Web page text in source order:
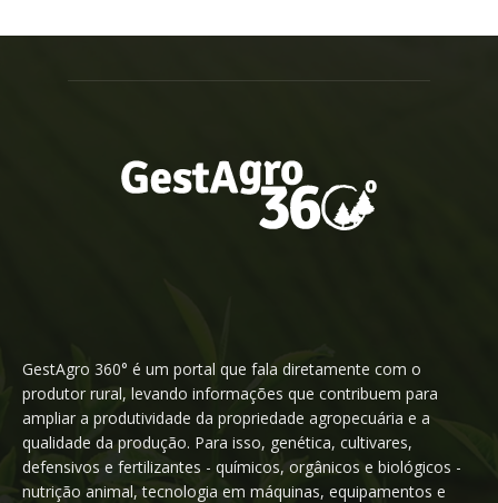
GestAgro 360° é um portal que fala diretamente com o
produtor rural, levando informações que contribuem para
ampliar a produtividade da propriedade agropecuária e a
qualidade da produção. Para isso, genética, cultivares,
defensivos e fertilizantes - químicos, orgânicos e biológicos -
nutrição animal, tecnologia em máquinas, equipamentos e